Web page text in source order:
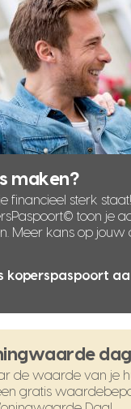
maken?
financieel sterk staat!
toon je
Meer kans op jouw
koperspaspoort
dag
de waarde van je
gratis